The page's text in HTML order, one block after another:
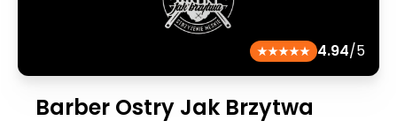
4.94/5
Barber Ostry Jak Brzytwa